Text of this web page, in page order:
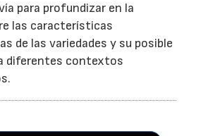
para profundizar en la
las características
de las variedades y su posible
diferentes contextos